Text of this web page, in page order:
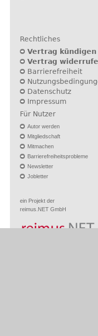
Rechtliches
Vertrag kündigen
Vertrag
Barrierefreiheit
Datenschutz
Impressum
Für Nutzer
Autor werden
Mitgliedschaft
Mitmachen
Barrierefreiheitsprobleme
Newsletter
Jobletter
ein Projekt der
reimus.NET GmbH